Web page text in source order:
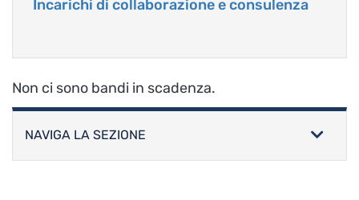
Incarichi di collaborazione e consulenza
Non ci sono bandi in scadenza.
NAVIGA LA SEZIONE